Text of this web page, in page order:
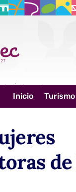
Inicio Turismo
de